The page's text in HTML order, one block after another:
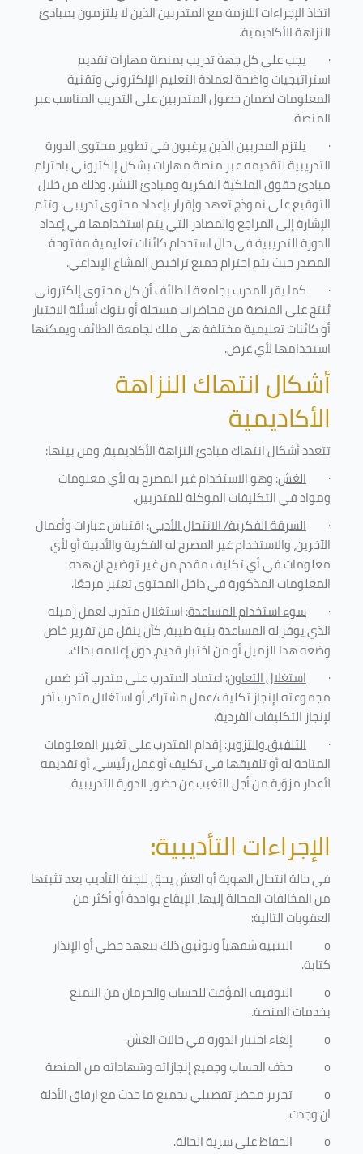
اتخاذ الإجراءات اللازمة مع المتدربين الذين لا يلتزمون بمبادئ
النزاهة الأكاديمية.
· يجب على كل جهة تدريب بمنصة مهارات تقديم
استراتيجيات واضحة لعمادة التعليم الإلكتروني وتقنية
المعلومات لضمان حصول المتدربين على التدريب المناسب عبر
المنصة.
· يلتزم المدربين الذين يرغبون في تطوير محتوى الدورة
التدريبية لتقديمه عبر منصة مهارات بشكل إلكتروني باحترام
مبادئ حقوق الملكية الفكرية ومبادئ النشر. وذلك من خلال
التوقيع على نموذج تعهد وإقرار بإعداد محتوى تدريبي. وتتم
الإشارة إلى المراجع والمصادر التي يتم استخدامها في إعداد
الدورة التدريبية في حال استخدام كائنات تعليمية مفتوحة
المصدر حيث يتم احترام جميع تراخيص المشاع الإبداعي.
· كما يقر المدرب بجامعة الطائف أن كل محتوى إلكتروني
يُنتج على المنصة من محاضرات مسجلة أو بنوك أسئلة الاختبار
أو كائنات تعليمية مختلفة هي ملك لجامعة الطائف ويمكنها
استخدامها لأي غرض.
أشكال انتهاك النزاهة
الأكاديمية
تتعدد أشكال انتهاك مبادئ النزاهة الأكاديمية، ومن بينها:
· الغش: وهو الاستخدام غير المصرح به لأي معلومات
ومواد في التكليفاتالموكلة للمتدربين.
· السرقة الفكرية/ الانتحال الأدبي: اقتباس عبارات وأعمال
الآخرين، والاستخدام غير المصرح له الفكرية والأدبية أو لأي
معلومات في أي تكليف مقدم من غير توضيح ان هذه
المعلومات المذكورة في داخل المحتوى تعتبر مرجعًا.
· سوء استخدام المساعدة: استغلال متدرب لعمل زميله
الذي يوفر له المساعدة بنية طيبة، كأن ينقل من تقرير خاص
وضعه هذا الزميل أو من اختبار قديم، دون إعلامه بذلك.
· استغلال التعاون: اعتماد المتدرب على متدرب آخر ضمن
مجموعته لإنجاز تكليف/عمل مشترك، أو استغلال متدرب آخر
لإنجاز التكليفات الفردية.
· التلفيق والتزوير: إقدام المتدرب على تغيير المعلومات
المتاحة له أو تلفيقها في تكليف أو عمل رئيسي، أو تقديمه
لأعذار مزوّرة من أجل التغيب عن حضور الدورة التدريبية.
الإجراءات التأديبية:
في حالة انتحال الهوية أو الغش يحق للجنة التأديب بعد تثبتها
من المخالفات المحالة إليها، الإيقاع بواحدة أو أكثر من
العقوبات التالية:
o
التنبيه شفهياً وتوثيق ذلك بتعهد خطي أو الإنذار
كتابة.
o
التوقيف المؤقت للحساب والحرمان من التمتع
بخدمات المنصة.
o
إلغاء اختبار الدورة في حالات الغش.
o
حذف الحساب وجميع إنجازاته وشهاداته من المنصة
o
تحرير محضر تفصيلي بجميع ما حدث مع ارفاق الأدلة
ان وجدت.
o
الحفاظ على سرية الحالة.